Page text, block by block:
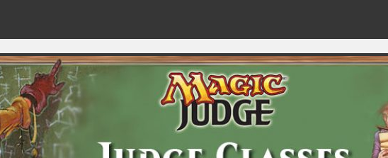
A great way of learning